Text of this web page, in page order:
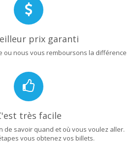
prix garanti
ou nous vous remboursons la différence
très facile
de savoir quand et où vous voulez aller.
vous obtenez vos billets.